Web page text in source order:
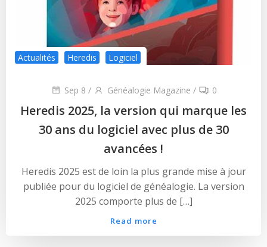
Actualités Heredis Logiciel
Sep 8 / Généalogie Magazine / 0
Heredis 2025, la version qui marque les
30 ans du logiciel avec plus de 30
avancées !
Heredis 2025 est de loin la plus grande mise à jour
publiée pour du logiciel de généalogie. La version
2025 comporte plus de […]
Read more